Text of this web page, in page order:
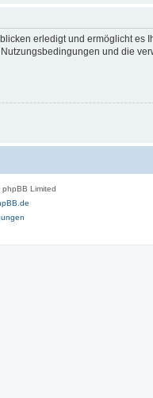
erledigt und ermöglicht es
und die
Limited